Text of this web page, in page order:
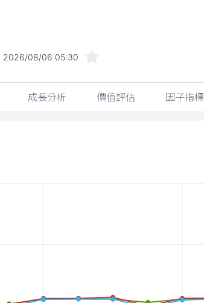
2026/08/06 05:30
成長分析 價值評估 因子指標